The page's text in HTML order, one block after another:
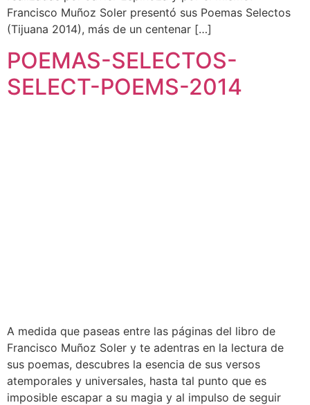
Francisco Muñoz Soler presentó sus Poemas Selectos
(Tijuana 2014), más de un centenar […]
POEMAS-SELECTOS-
SELECT-POEMS-2014
A medida que paseas entre las páginas del libro de
Francisco Muñoz Soler y te adentras en la lectura de
sus poemas, descubres la esencia de sus versos
atemporales y universales, hasta tal punto que es
imposible escapar a su magia y al impulso de seguir